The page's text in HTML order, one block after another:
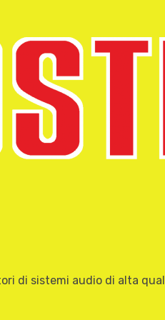
di sistemi audio di alta